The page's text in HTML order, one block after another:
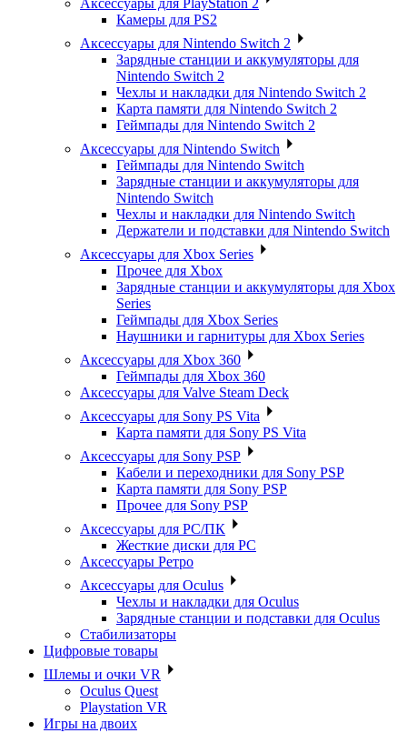
Аксессуары для PlayStation 2
Камеры для PS2
Аксессуары для Nintendo Switch 2
Зарядные станции и аккумуляторы для
Nintendo Switch 2
Чехлы и накладки для Nintendo Switch 2
Карта памяти для Nintendo Switch 2
Геймпады для Nintendo Switch 2
Аксессуары для Nintendo Switch
Геймпады для Nintendo Switch
Зарядные станции и аккумуляторы для
Nintendo Switch
Чехлы и накладки для Nintendo Switch
Держатели и подставки для Nintendo Switch
Аксессуары для Xbox Series
Прочее для Xbox
Зарядные станции и аккумуляторы для Xbox
Series
Геймпады для Xbox Series
Наушники и гарнитуры для Xbox Series
Аксессуары для Xbox 360
Геймпады для Xbox 360
Аксессуары для Valve Steam Deck
Аксессуары для Sony PS Vita
Карта памяти для Sony PS Vita
Аксессуары для Sony PSP
Кабели и переходники для Sony PSP
Карта памяти для Sony PSP
Прочее для Sony PSP
Аксессуары для PC/ПК
Жесткие диски для PC
Аксессуары Ретро
Аксессуары для Oculus
Чехлы и накладки для Oculus
Зарядные станции и подставки для Oculus
Стабилизаторы
Цифровые товары
Шлемы и очки VR
Oculus Quest
Playstation VR
Игры на двоих